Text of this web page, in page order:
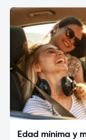
Edad mínima y